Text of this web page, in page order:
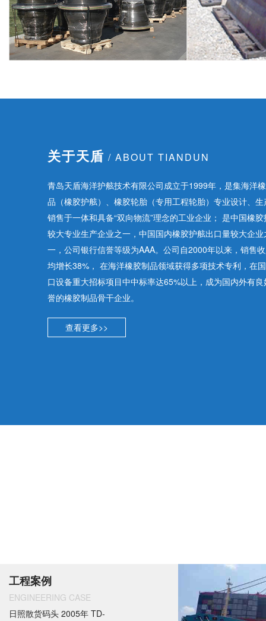
关于天盾 / ABOUT TIANDUN
青岛天盾海洋护舷技术有限公司成立于1999年，是集海洋
品（橡胶护舷）、橡胶轮胎（专用工程轮胎）专业设计、生
销售于一体和具备“双向物流”理念的工业企业； 是中国橡
较大专业生产企业之一，中国国内橡胶护舷出口量较大企业
一，公司银行信誉等级为AAA。公司自2000年以来，销售
均增长38%， 在海洋橡胶制品领域获得多项技术专利，在
口设备重大招标项目中中标率达65%以上，成为国内外有良
誉的橡胶制品骨干企业。
查看更多>>
工程案例
ENGINEERING CASE
日照散货码头 2005年 TD-